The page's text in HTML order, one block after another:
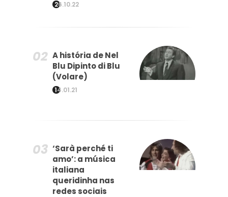
26.10.22
A história de Nel
Blu Dipinto di Blu
(Volare)
14.01.21
‘Sarà perché ti
amo’: a música
italiana
queridinha nas
redes sociais